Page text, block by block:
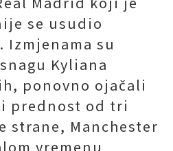
se usudio
su
Kyliana
ponovno ojačali
prednost od tri
strane, Manchester
vremenu